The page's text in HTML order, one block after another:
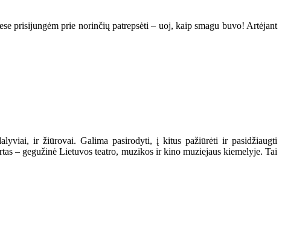
prisijungėm prie norinčių patrepsėti – uoj, kaip smagu buvo! Artėjant
ir žiūrovai. Galima pasirodyti, į kitus pažiūrėti ir pasidžiaugti
– gegužinė Lietuvos teatro, muzikos ir kino muziejaus kiemelyje. Tai